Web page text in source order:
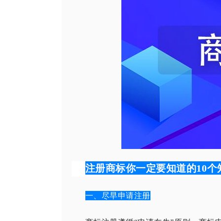
注册商标你一定要知道的10个
一、尽早申请注册